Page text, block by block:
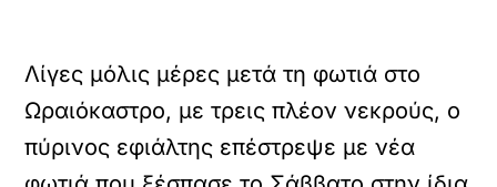
Λίγες μόλις μέρες μετά τη φωτιά στο
Ωραιόκαστρο, με τρεις πλέον νεκρούς, ο
πύρινος εφιάλτης επέστρεψε με νέα